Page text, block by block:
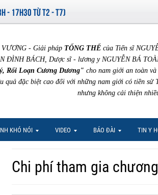
- 17H30 TỪ T2 - T7)
- Giải pháp TỔNG THỂcủa Tiến sĩ
ĐÌNH BÁCH, Dược sĩ - lương y NGUYỄN BÁ
Rối Loạn Cương Dương" cho nam giới an toàn
quả đặc biệt cao đối với những nam giới có tiền sử
nhưng không cải thiện
KHÓ NÓI VIDEO BÁO ĐÀI TIN Y
Chi phí tham gia